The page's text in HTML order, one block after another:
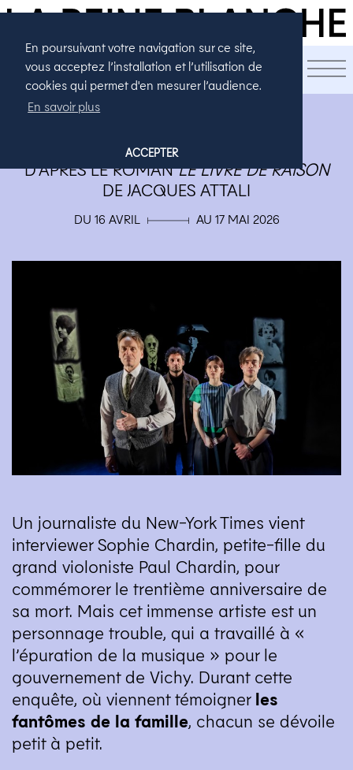
LA SAISON
En poursuivant votre navigation sur ce site,
vous acceptez l’installation et l’utilisation de
cookies qui permet d'en mesurer l’audience.
En savoir plus
ACCEPTER
ENQUÊTE DE FAMILLE
D'APRÈS LE ROMANLE LIVRE DE RAISON
DE JACQUES ATTALI
DU 16 AVRIL ▄ AU 17 MAI 2026
Un journaliste du New-York Times vient
interviewer Sophie Chardin, petite-fille du
grand violoniste Paul Chardin, pour
commémorer le trentième anniversaire de
sa mort. Mais cet immense artiste est un
personnage trouble, qui a travaillé à «
l’épuration de la musique » pour le
gouvernement de Vichy. Durant cette
enquête, où viennent témoigner les
fantômes de la famille, chacun se dévoile
petit à petit.